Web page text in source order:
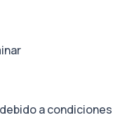
a condiciones